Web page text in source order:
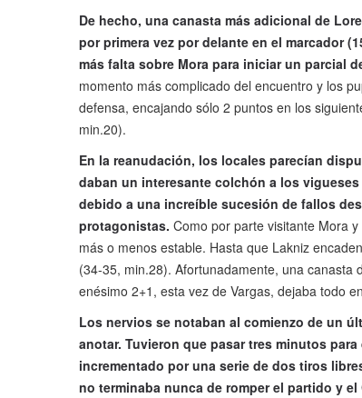
De hecho, una canasta más adicional de
por primera vez por delante en el marcador
más falta sobre Mora para iniciar un parcial
momento más complicado del encuentro y los
defensa, encajando sólo 2 puntos en los
min.20).
En la reanudación, los locales parecían
daban un interesante colchón a los
debido a una increíble sucesión de fallos
protagonistas. Como por parte visitante Mora
más o menos estable. Hasta que Lakniz
(34-35, min.28). Afortunadamente, una canasta
enésimo 2+1, esta vez de Vargas, dejaba todo
Los nervios se notaban al comienzo de un
anotar. Tuvieron que pasar tres minutos
incrementado por una serie de dos tiros
no terminaba nunca de romper el partido y